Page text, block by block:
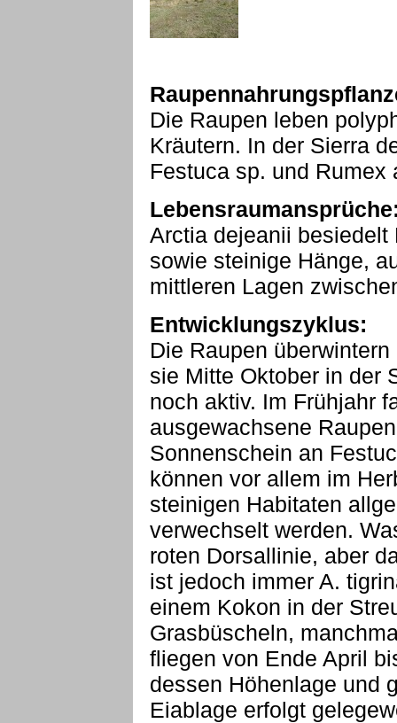
Die Raupen leben
Kräutern. In der Sierra
Festuca sp. und Rumex
Arctia dejeanii besiedelt
sowie steinige Hänge,
mittleren Lagen
Entwicklungszyklus:
Die Raupen
sie Mitte Oktober in der
noch aktiv. Im Frühjahr
ausgewachsene
Sonnenschein an
können vor allem im
steinigen Habitaten
verwechselt werden.
roten Dorsallinie, aber
ist jedoch immer A.
einem Kokon in der
Grasbüscheln,
fliegen von Ende April
dessen Höhenlage und
Eiablage erfolgt